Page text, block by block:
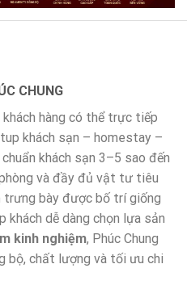
CHUNG
khách hàng có thể trực tiếp
khách sạn – homestay –
khách sạn 3–5 sao đến
và đầy đủ vật tư tiêu
trưng bày được bố trí giống
dễ dàng chọn lựa sản
kinh nghiệm, Phúc Chung
bộ, chất lượng và tối ưu chi